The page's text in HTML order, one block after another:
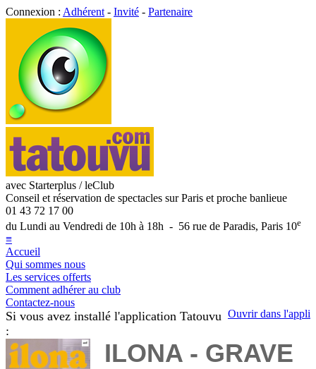
Connexion : Adhérent - Invité - Partenaire
avec Starterplus / leClub
Conseil et réservation de spectacles sur Paris et proche banlieue
01 43 72 17 00
du Lundi au Vendredi de 10h à 18h - 56 rue de Paradis, Paris 10e
≡
Accueil
Qui sommes nous
Les services offerts
Comment adhérer au club
Contactez-nous
Ouvrir dans l'appli
Si vous avez installé l'application Tatouvu
:
ILONA - GRAVE